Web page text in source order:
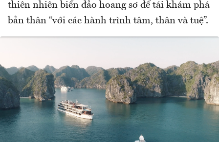
thiên nhiên biển đảo hoang sơ để tái khám phá
bản thân “với các hành trình tâm, thân và tuệ”.